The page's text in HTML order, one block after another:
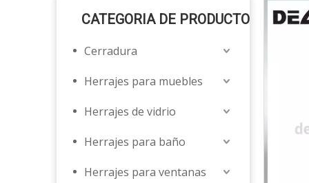
CATEGORIA DE PRODUCTO
Cerradura
Herrajes para muebles
Herrajes de vidrio
Herrajes para baño
Herrajes para ventanas